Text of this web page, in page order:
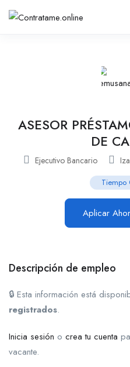
ASESOR
DE
Ejecutivo Bancario
Tiempo
Aplicar
Descripción de empleo
🔒 Esta información está
registrados.
Inicia sesión o crea tu cuenta
vacante.